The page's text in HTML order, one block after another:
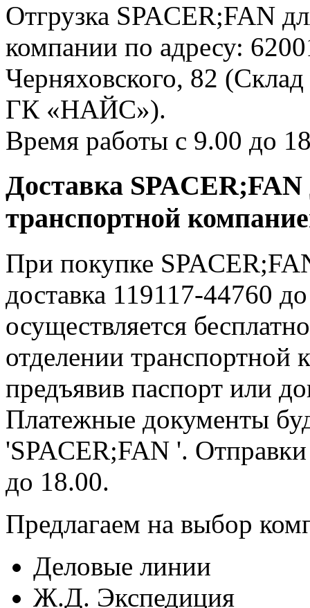
Отгрузка SPACER;FAN
компании по адресу:
Черняховского, 82
ГК «НАЙС»).
Время работы с 9.00 до
Доставка
транспортной
При покупке
доставка 119117-44760
осуществляется
отделении транспортной
предъявив паспорт или
Платежные документы
'SPACER;FAN '.
до 18.00.
Предлагаем на выбор
Деловые линии
Ж.Д. Экспедиция